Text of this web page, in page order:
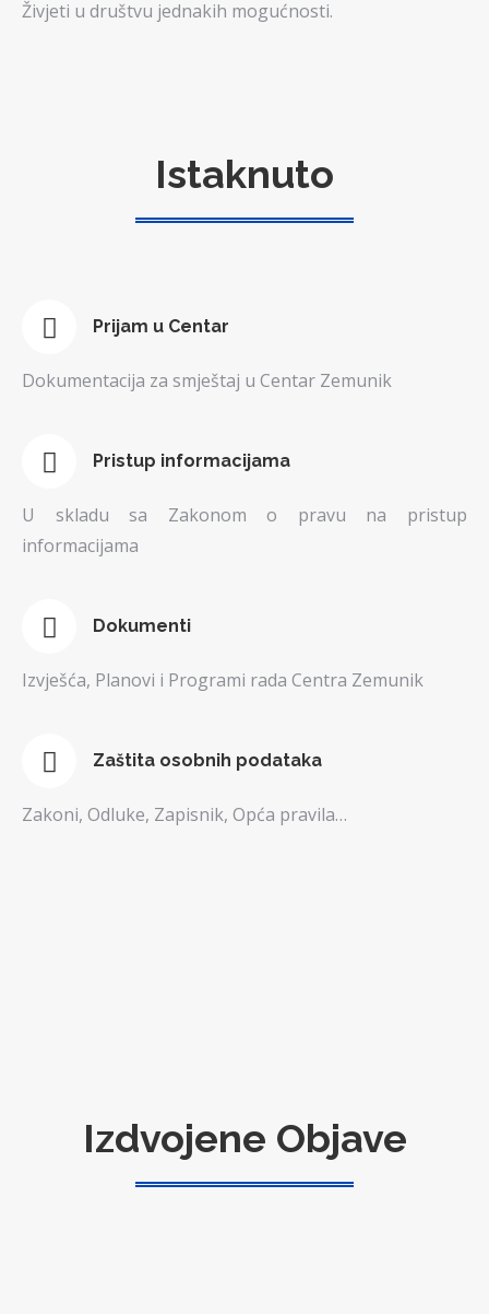
Živjeti u društvu jednakih mogućnosti.
Istaknuto
Prijam u Centar
Dokumentacija za smještaj u Centar Zemunik
Pristup informacijama
U skladu sa Zakonom o pravu na pristup
informacijama
Dokumenti
Izvješća, Planovi i Programi rada Centra Zemunik
Zaštita osobnih podataka
Zakoni, Odluke, Zapisnik, Opća pravila…
Izdvojene Objave